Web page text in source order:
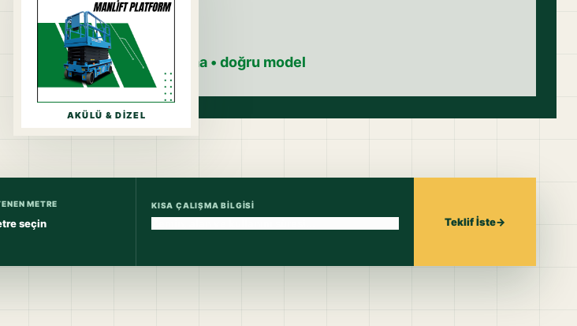
BURSA MANLİFT
Planlı kiralama • doğru model
AKÜLÜ & DIZEL
METRE KISA ÇALIŞMA BILGISI
Teklif İste→